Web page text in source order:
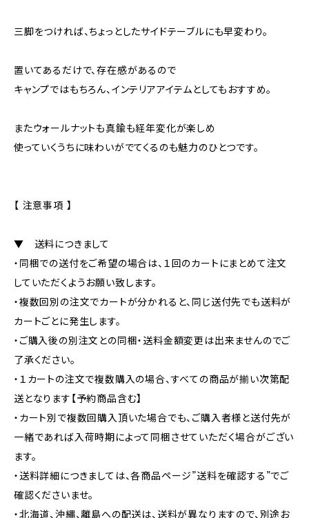
三脚をつければ、ちょっとしたサイドテーブルにも早変わり。
置いてあるだけで、存在感があるので
キャンプではもちろん、インテリアアイテムとしてもおすすめ。
またウォールナットも真鍮も経年変化が楽しめ
使っていくうちに味わいがでてくるのも魅力のひとつです。
【 注意事項 】
▼ 送料につきまして
・同梱での送付をご希望の場合は、１回のカートにまとめて注文
していただくようお願い致します。
・複数回別の注文でカートが分かれると、同じ送付先でも送料が
カートごとに発生します。
・ご購入後の別注文との同梱・送料金額変更は出来ませんのでご
了承ください。
・１カートの注文で複数購入の場合、すべての商品が揃い次第配
送となります【予約商品含む】
・カート別で複数回購入頂いた場合でも、ご購入者様と送付先が
一緒であれば入荷時期によって同梱させていただく場合がござい
ます。
・送料詳細につきましては、各商品ページ”送料を確認する”でご
確認くださいませ。
・北海道、沖縄、離島への配送は、送料が異なりますので、別途お